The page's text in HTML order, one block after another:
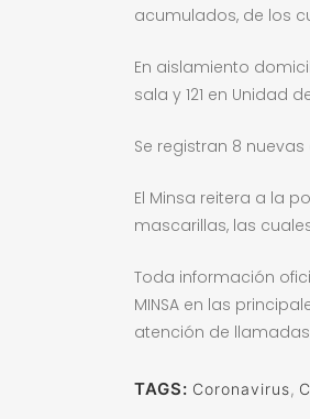
acumulados, de los
En aislamiento
sala y 121 en Unidad
Se registran 8
El Minsa reitera a la
mascarillas, las
Toda información
MINSA en las
atención de llamadas
TAGS: Coronavirus,